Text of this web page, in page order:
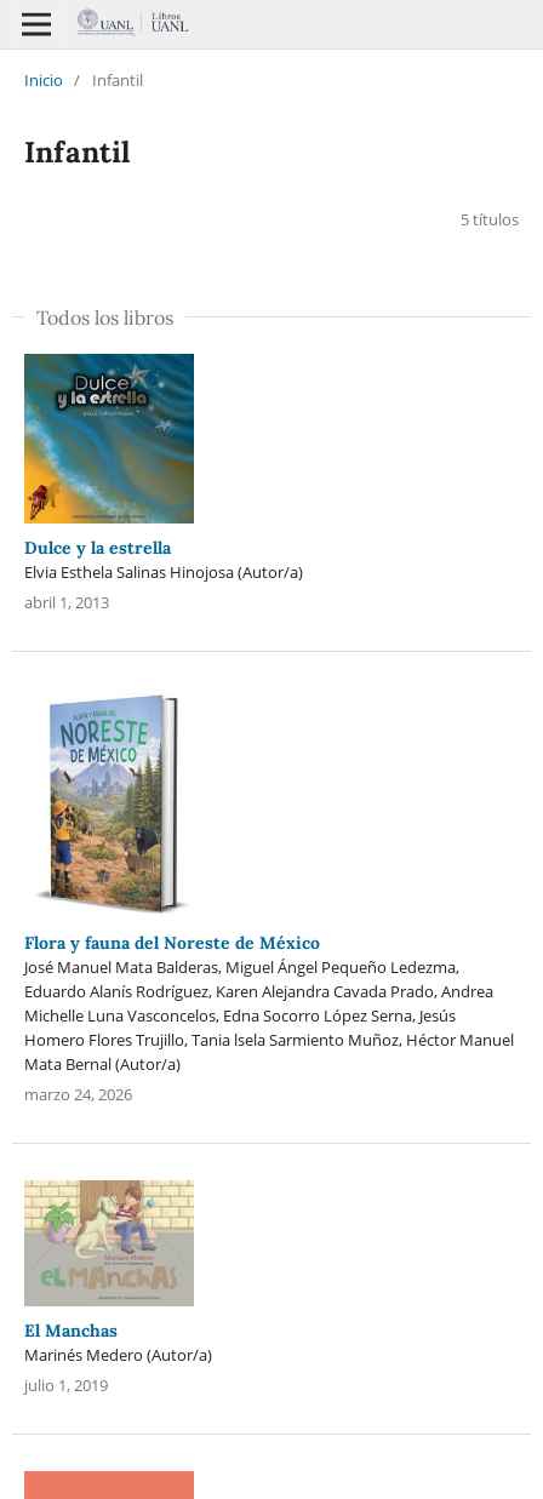
Inicio / Infantil
Infantil
5 títulos
Todos los libros
Dulce y la estrella
Elvia Esthela Salinas Hinojosa (Autor/a)
abril 1, 2013
Flora y fauna del Noreste de México
José Manuel Mata Balderas, Miguel Ángel Pequeño Ledezma,
Eduardo Alanís Rodríguez, Karen Alejandra Cavada Prado, Andrea
Michelle Luna Vasconcelos, Edna Socorro López Serna, Jesús
Homero Flores Trujillo, Tania lsela Sarmiento Muñoz, Héctor Manuel
Mata Bernal (Autor/a)
marzo 24, 2026
El Manchas
Marinés Medero (Autor/a)
julio 1, 2019